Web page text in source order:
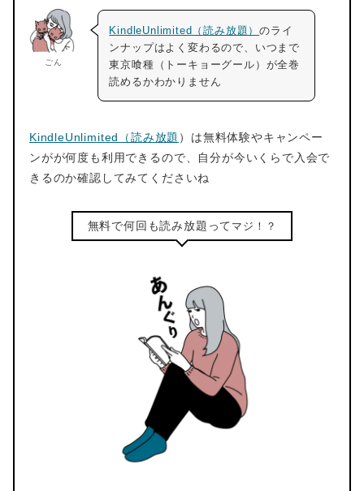
ごん
KindleUnlimited（読み放題）のライ
ンナップはよく変わるので、いつまで
東京喰種（トーキョーグール）が全巻
読めるかわかりません
KindleUnlimited（読み放題 ）は無料体験やキャンペー
ンがが何度も利用できるので、自分が今いくらで入会で
きるのか確認してみてくださいね
無料で何回も読み放題って マジ！？